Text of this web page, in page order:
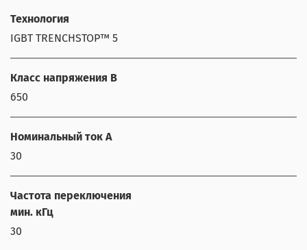
Технология
IGBT TRENCHSTOP™ 5
Класс напряжения В
650
Номинальный ток А
30
Частота переключения
мин. кГц
30